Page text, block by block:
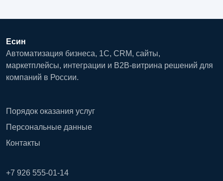
Есин
Автоматизация бизнеса, 1С, CRM, сайты,
маркетплейсы, интеграции и B2B-витрина решений для
компаний в России.
Порядок оказания услуг
Персональные данные
Контакты
+7 926 555-01-14